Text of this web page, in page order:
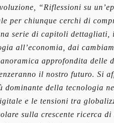
“Riflessioni su
per chiunque cerchi di
serie di capitoli
all’economia, dai
approfondita delle
il nostro futuro. Si
della tecnologia
e le tensioni tra
sulla crescente ricerca